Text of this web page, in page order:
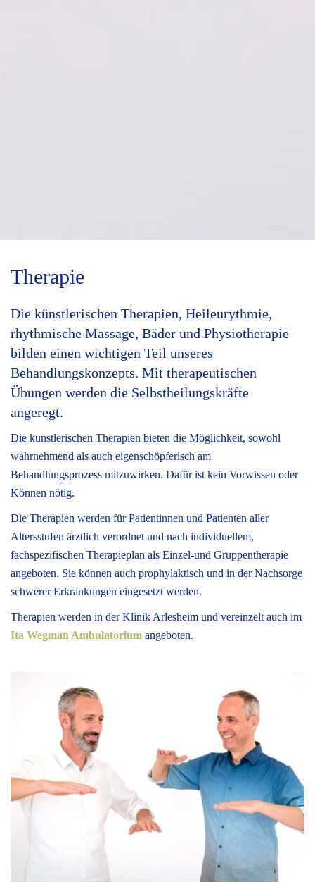
Therapie
Die künstlerischen Therapien, Heileurythmie,
rhythmische Massage, Bäder und Physiotherapie
bilden einen wichtigen Teil unseres
Behandlungskonzepts. Mit therapeutischen
Übungen werden die Selbstheilungskräfte
angeregt.
Die künstlerischen Therapien bieten die Möglichkeit, sowohl
wahrnehmend als auch eigenschöpferisch am
Behandlungsprozess mitzuwirken. Dafür ist kein Vorwissen oder
Können nötig.
Die Therapien werden für Patientinnen und Patienten aller
Altersstufen ärztlich verordnet und nach individuellem,
fachspezifischen Therapieplan als Einzel-und Gruppentherapie
angeboten. Sie können auch prophylaktisch und in der Nachsorge
schwerer Erkrankungen eingesetzt werden.
Therapien werden in der Klinik Arlesheim und vereinzelt auch im
Ita Wegman Ambulatorium angeboten.